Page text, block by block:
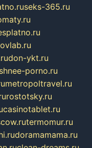
seks-365.ru
don-ykt.ru
porno.ru
metropoltravel.ru
rostotsky.ru
casinotablet.ru
termomur.ru
doramamama.ru